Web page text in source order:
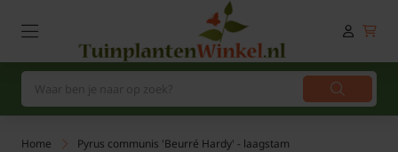
Home Pyrus communis 'Beurré Hardy' - laagstam